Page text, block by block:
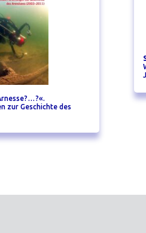
zur Geschichte des